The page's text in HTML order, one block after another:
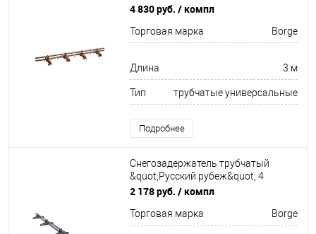
Оцинкован 3000мм Borge
4 830 руб. / компл
Торговая марка Borge
Длина 3 м
Тип трубчатые универсальные
Подробнее
Снегозадержатель трубчатый
&quot;Русский рубеж&quot; 4
кронштейна Оцинков+порошковый
2 178 руб. / компл
Торговая марка Borge